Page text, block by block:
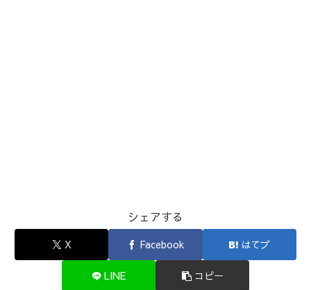
シェアする
X Facebook はてブ
LINE コピー